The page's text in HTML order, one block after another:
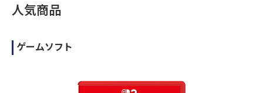
人気商品
ゲームソフト